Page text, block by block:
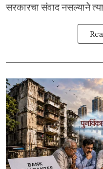
सरकारचा संवाद नसल्याने